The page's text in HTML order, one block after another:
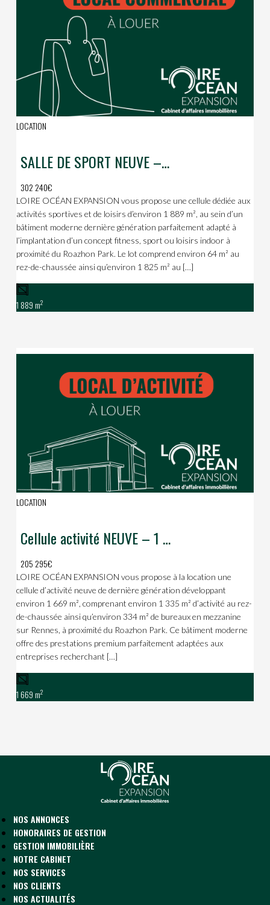
LOCATION
SALLE DE SPORT NEUVE – 1 889 m² – Roazhon Park
302 240€
LOIRE OCÉAN EXPANSION vous propose une cellule dédiée aux
activités sportives et de loisirs d’environ 1 889 m², au sein d’un
bâtiment moderne dernière génération parfaitement adapté à
l’implantation d’un concept fitness, sport ou loisirs indoor à
proximité du Roazhon Park. Le lot comprend environ 64 m² au
rez-de-chaussée ainsi qu’environ 1 825 m² au […]
1 889 m2
LOCATION
Cellule activité NEUVE – 1 669 m² – proche Roazhon Park
205 295€
LOIRE OCÉAN EXPANSION vous propose à la location une
cellule d’activité neuve de dernière génération développant
environ 1 669 m², comprenant environ 1 335 m² d’activité au rez-
de-chaussée ainsi qu’environ 334 m² de bureaux en mezzanine
sur Rennes, à proximité du Roazhon Park. Ce bâtiment moderne
offre des prestations premium parfaitement adaptées aux
entreprises recherchant […]
1 669 m2
NOS ANNONCES
HONORAIRES DE GESTION
GESTION IMMOBILIÈRE
NOTRE CABINET
NOS SERVICES
NOS CLIENTS
NOS ACTUALITÉS